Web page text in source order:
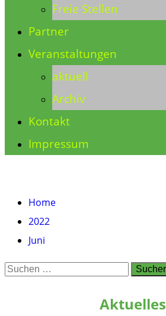
Freie Stellen
Partner
Veranstaltungen
aktuell
Archiv
Kontakt
Impressum
Home
2022
Juni
Suchen
Aktuelles